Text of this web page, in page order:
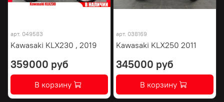
арт. 049583
Kawasaki KLX230 , 2019
359000 руб
В корзину
арт. 038169
Kawasaki KLX250 2011
345000 руб
В корзину